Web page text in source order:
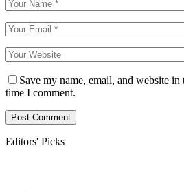
Save my name, email, and website
time I comment.
Editors' Picks